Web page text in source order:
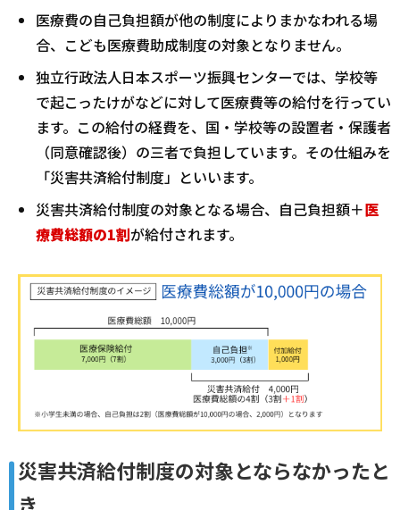
医療費の自己負担額が他の制度によりまかなわれる場
合、こども医療費助成制度の対象となりません。
独立行政法人日本スポーツ振興センターでは、学校等
で起こったけがなどに対して医療費等の給付を行ってい
ます。この給付の経費を、国・学校等の設置者・保護者
（同意確認後）の三者で負担しています。その仕組みを
「災害共済給付制度」といいます。
災害共済給付制度の対象となる場合、自己負担額＋医
療費総額の1割が給付されます。
災害共済給付制度の対象とならなかったと
き